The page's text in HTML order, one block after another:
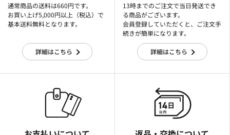
通常商品の送料は660円です。
お買い上げ5,000円以上（税込）で
基本送料無料となります。
詳細はこちら
13時までのご注文で当日発送でき
る商品がございます。
会員登録していただくと、ご注文手
続きが簡単になります。
詳細はこちら